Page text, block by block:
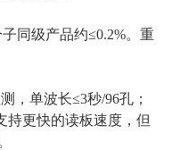
子同级产品约≤0.2%。重
，单波长≤3秒/96孔；
持更快的读板速度，但